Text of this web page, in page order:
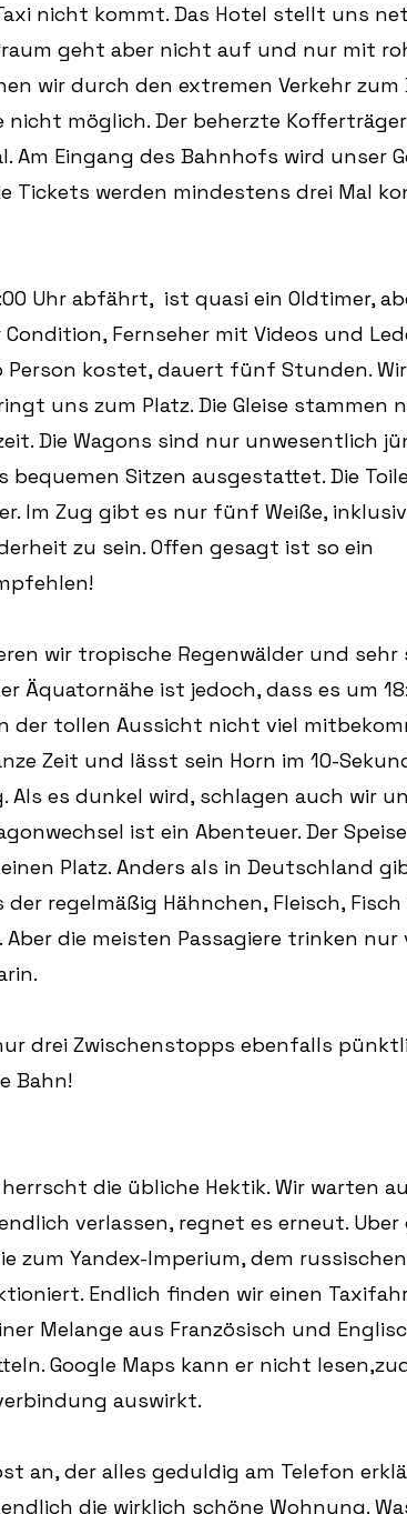
nicht kommt. Das Hotel stellt uns
geht aber nicht auf und nur mit
wir durch den extremen Verkehr zum
nicht möglich. Der beherzte
Am Eingang des Bahnhofs wird unser
Tickets werden mindestens drei Mal
Uhr abfährt,  ist quasi ein Oldtimer,
Fernseher mit Videos und
Person kostet, dauert fünf Stunden.
uns zum Platz. Die Gleise stammen
Die Wagons sind nur unwesentlich
Sitzen ausgestattet. Die
Im Zug gibt es nur fünf Weiße,
zu sein. Offen gesagt ist so ein
wir tropische Regenwälder und sehr
Äquatornähe ist jedoch, dass es um
der tollen Aussicht nicht viel
Zeit und lässt sein Horn im 10-
es dunkel wird, schlagen auch wir
ist ein Abenteuer. Der
Platz. Anders als in Deutschland
regelmäßig Hähnchen, Fleisch,
die meisten Passagiere trinken nur
drei Zwischenstopps ebenfalls
Bahn!
die übliche Hektik. Wir warten
verlassen, regnet es erneut.
zum Yandex-Imperium, dem
Endlich finden wir einen
Melange aus Französisch und
Google Maps kann er nicht
auswirkt.
an, der alles geduldig am Telefon
die wirklich schöne Wohnung.